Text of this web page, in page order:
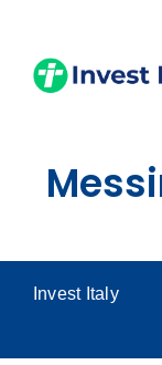
content
Invest Italy